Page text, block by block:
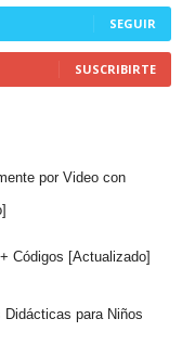
SEGUIR
SUSCRIBIRTE
por Video con
Códigos [Actualizado]
para Niños